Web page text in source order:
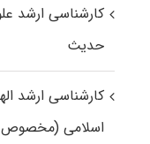
کارشناسی ارشد
حدیث
کارشناسی ارشد
اسلامی